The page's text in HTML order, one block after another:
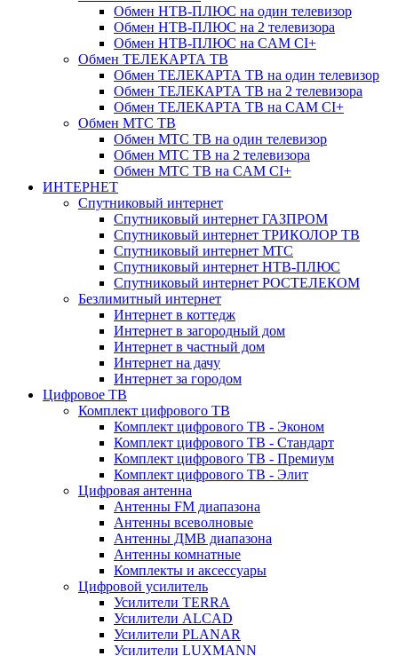
Обмен НТВ-ПЛЮС на один телевизор
Обмен НТВ-ПЛЮС на 2 телевизора
Обмен НТВ-ПЛЮС на CAM CI+
Обмен ТЕЛЕКАРТА ТВ
Обмен ТЕЛЕКАРТА ТВ на один телевизор
Обмен ТЕЛЕКАРТА ТВ на 2 телевизора
Обмен ТЕЛЕКАРТА ТВ на CAM CI+
Обмен МТС ТВ
Обмен МТС ТВ на один телевизор
Обмен МТС ТВ на 2 телевизора
Обмен МТС ТВ на CAM CI+
ИНТЕРНЕТ
Спутниковый интернет
Спутниковый интернет ГАЗПРОМ
Спутниковый интернет ТРИКОЛОР ТВ
Спутниковый интернет МТС
Спутниковый интернет НТВ-ПЛЮС
Спутниковый интернет РОСТЕЛЕКОМ
Безлимитный интернет
Интернет в коттедж
Интернет в загородный дом
Интернет в частный дом
Интернет на дачу
Интернет за городом
Цифровое ТВ
Комплект цифрового ТВ
Комплект цифрового ТВ - Эконом
Комплект цифрового ТВ - Стандарт
Комплект цифрового ТВ - Премиум
Комплект цифрового ТВ - Элит
Цифровая антенна
Антенны FM диапазона
Антенны всеволновые
Антенны ДМВ диапазона
Антенны комнатные
Комплекты и аксессуары
Цифровой усилитель
Усилители TERRA
Усилители ALCAD
Усилители PLANAR
Усилители LUXMANN